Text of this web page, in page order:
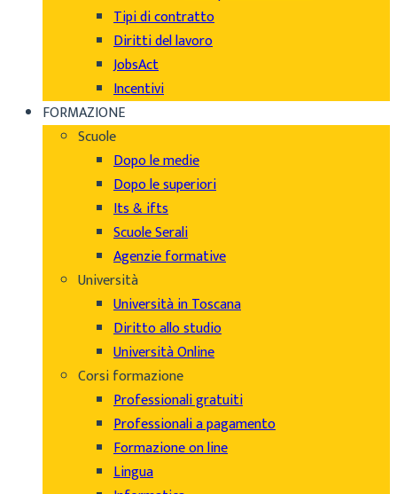
Tipi di contratto
Diritti del lavoro
JobsAct
Incentivi
FORMAZIONE
Scuole
Dopo le medie
Dopo le superiori
Its & ifts
Scuole Serali
Agenzie formative
Università
Università in Toscana
Diritto allo studio
Università Online
Corsi formazione
Professionali gratuiti
Professionali a pagamento
Formazione on line
Lingua